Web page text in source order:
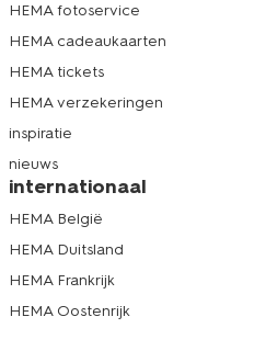
HEMA fotoservice
HEMA cadeaukaarten
HEMA tickets
HEMA verzekeringen
inspiratie
nieuws
internationaal
HEMA België
HEMA Duitsland
HEMA Frankrijk
HEMA Oostenrijk